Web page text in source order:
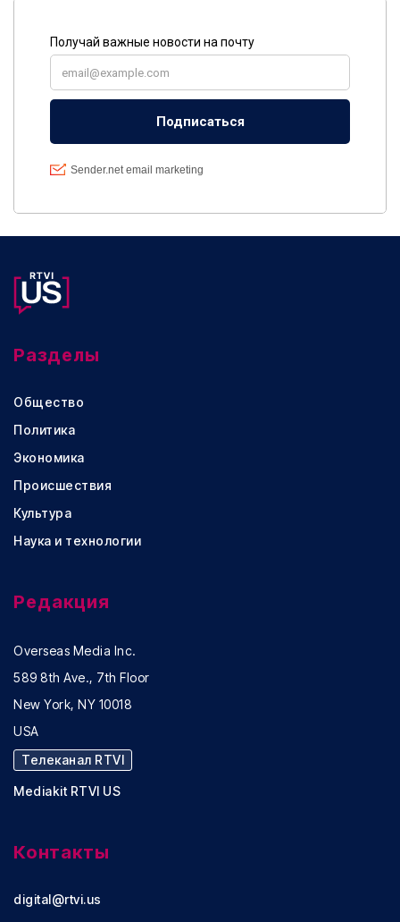
Разделы
Общество
Политика
Экономика
Происшествия
Культура
Наука и технологии
Редакция
Overseas Media Inc.
589 8th Ave., 7th Floor
New York, NY 10018
USA
Телеканал RTVI
Mediakit RTVI US
Контакты
digital@rtvi.us